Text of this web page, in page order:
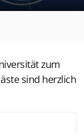
zum
sind herzlich